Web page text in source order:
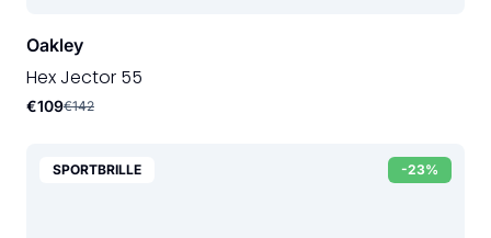
Oakley
Hex Jector 55
€109€142
-23%
SPORTBRILLE